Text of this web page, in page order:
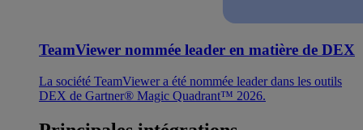
TeamViewer nommée leader en matière de DEX
La société TeamViewer a été nommée leader dans les outils
DEX de Gartner® Magic Quadrant™ 2026.